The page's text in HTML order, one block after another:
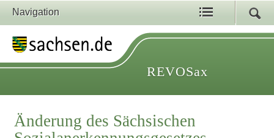
Navigation
REVOSax
Änderung des Sächsischen